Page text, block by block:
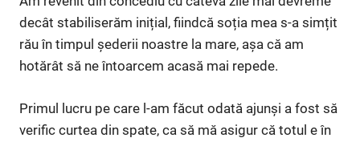
decât stabiliserăm inițial, fiindcă soția mea s-a simțit
rău în timpul șederii noastre la mare, așa că am
hotărât să ne întoarcem acasă mai repede.
Primul lucru pe care l-am făcut odată ajunși a fost să
verific curtea din spate, ca să mă asigur că totul e în